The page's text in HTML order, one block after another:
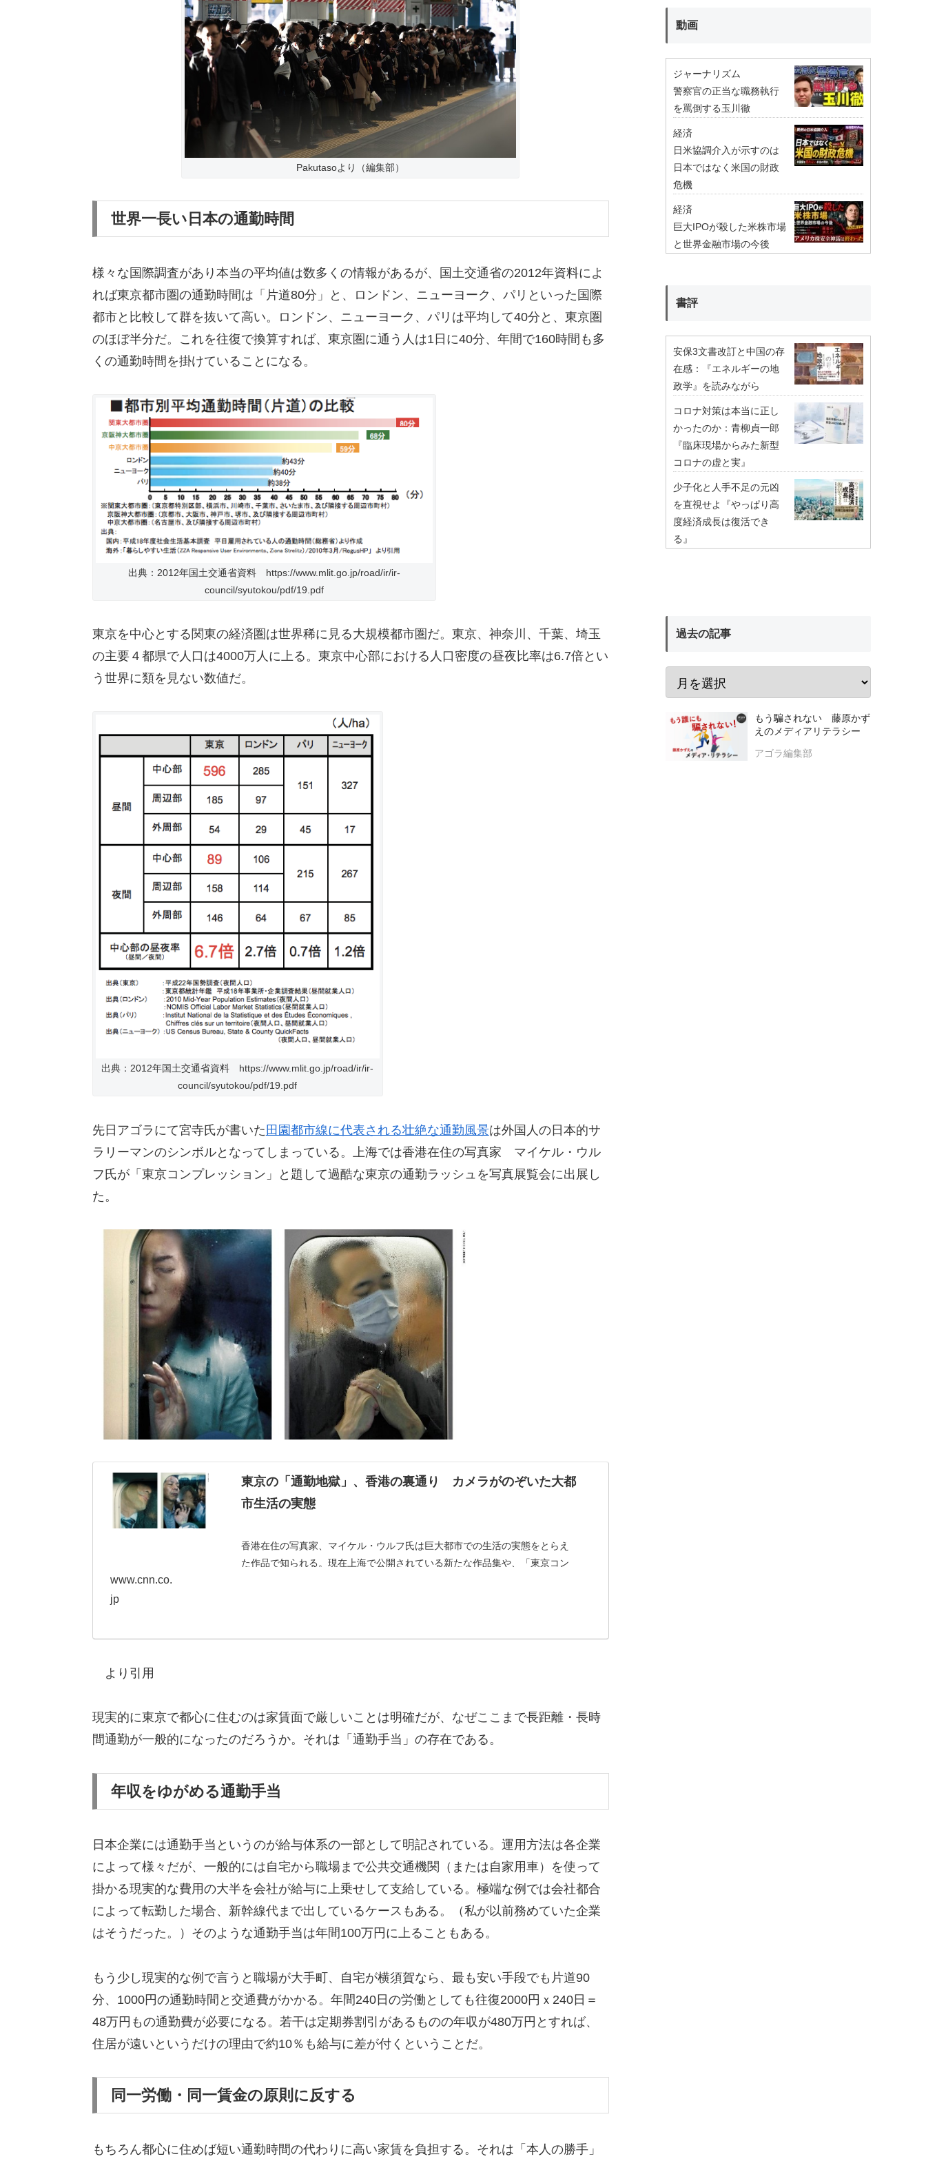
Pakutasoより（編集部）
世界一長い日本の通勤時間
様々な国際調査があり本当の平均値は数多くの情報があるが、国土交通省の2012年資料によ
れば東京都市圏の通勤時間は「片道80分」と、ロンドン、ニューヨーク、パリといった国際
都市と比較して群を抜いて高い。ロンドン、ニューヨーク、パリは平均して40分と、東京圏
のほぼ半分だ。これを往復で換算すれば、東京圏に通う人は1日に40分、年間で160時間も多
くの通勤時間を掛けていることになる。
出典：2012年国土交通省資料 https://www.mlit.go.jp/road/ir/ir-
council/syutokou/pdf/19.pdf
東京を中心とする関東の経済圏は世界稀に見る大規模都市圏だ。東京、神奈川、千葉、埼玉
の主要４都県で人口は4000万人に上る。東京中心部における人口密度の昼夜比率は6.7倍とい
う世界に類を見ない数値だ。
出典：2012年国土交通省資料 https://www.mlit.go.jp/road/ir/ir-
council/syutokou/pdf/19.pdf
先日アゴラにて宮寺氏が書いた 田園都市線に代表される壮絶な通勤風景は外国人の日本的サ
ラリーマンのシンボルとなってしまっている。上海では香港在住の写真家 マイケル・ウル
フ氏が「東京コンプレッション」と題して過酷な東京の通勤ラッシュを写真展覧会に出展し
た。
東京の「通勤地獄」、香港の裏通り カメラがのぞいた大都
市生活の実態
香港在住の写真家、マイケル・ウルフ氏は巨大都市での生活の実態をとらえ
た作品で知られる。現在上海で公開されている新たな作品集や、「東京コン
www.cnn.co.
jp
より引用
現実的に東京で都心に住むのは家賃面で厳しいことは明確だが、なぜここまで長距離・長時
間通勤が一般的になったのだろうか。それは「通勤手当」の存在である。
年収をゆがめる通勤手当
日本企業には通勤手当というのが給与体系の一部として明記されている。運用方法は各企業
によって様々だが、一般的には自宅から職場まで公共交通機関（または自家用車）を使って
掛かる現実的な費用の大半を会社が給与に上乗せして支給している。極端な例では会社都合
によって転勤した場合、新幹線代まで出しているケースもある。（私が以前務めていた企業
はそうだった。）そのような通勤手当は年間100万円に上ることもある。
もう少し現実的な例で言うと職場が大手町、自宅が横須賀なら、最も安い手段でも片道90
分、1000円の通勤時間と交通費がかかる。年間240日の労働としても往復2000円ｘ240日＝
48万円もの通勤費が必要になる。若干は定期券割引があるものの年収が480万円とすれば、
住居が遠いというだけの理由で約10％も給与に差が付くということだ。
同一労働・同一賃金の原則に反する
もちろん都心に住めば短い通勤時間の代わりに高い家賃を負担する。それは「本人の勝手」
動画
ジャーナリズム
警察官の正当な職務執行
を罵倒する玉川徹
経済
日米協調介入が示すのは
日本ではなく米国の財政
危機
経済
巨大IPOが殺した米株市場
と世界金融市場の今後
書評
安保3文書改訂と中国の存
在感：『エネルギーの地
政学』を読みながら
コロナ対策は本当に正し
かったのか：青柳貞一郎
『臨床現場からみた新型
コロナの虚と実』
少子化と人手不足の元凶
を直視せよ『やっぱり高
度経済成長は復活でき
る』
過去の記事
もう騙されない 藤原かず
えのメディアリテラシー
アゴラ編集部